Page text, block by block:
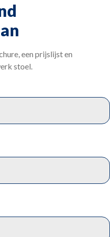
een prijslijst en
stoel.